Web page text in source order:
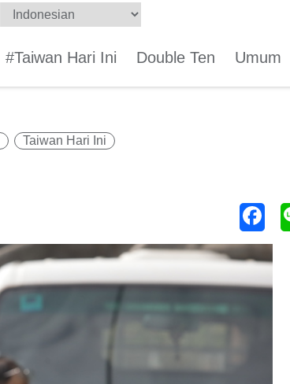
#Taiwan Hari Ini Double Ten Umum
Taiwan Hari Ini